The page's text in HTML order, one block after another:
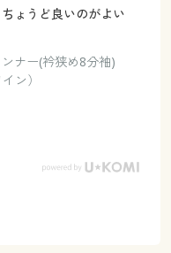
ょうど良いのがよい
ナー(衿狭め8分袖)
ン）